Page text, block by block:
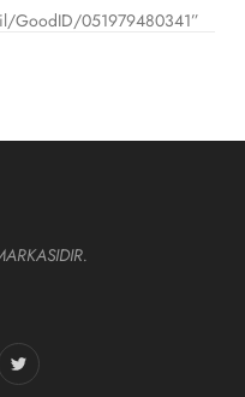
GoodID/051979480341”